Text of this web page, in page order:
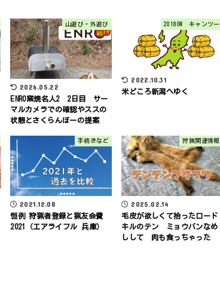
山遊び・外遊び
2026.05.22
ENRO窯焼名人2 2日目 サー
マルカメラでの確認やススの
状態とさくらんぼーの提案
2018GW キャンツー
2022.10.31
米どころ新潟へゆく
手続きなど
2021.12.08
恒例 狩猟者登録と猟友会費
2021（エアライフル 兵庫）
狩猟関連情報
2025.02.14
毛皮が欲しくて拾ったロード
キルのテン ミョウバンなめ
しして 肉も食っちゃった